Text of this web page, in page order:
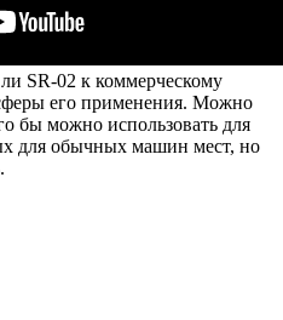
SR-02 к коммерческому
его применения. Можно
бы можно использовать для
для обычных машин мест, но